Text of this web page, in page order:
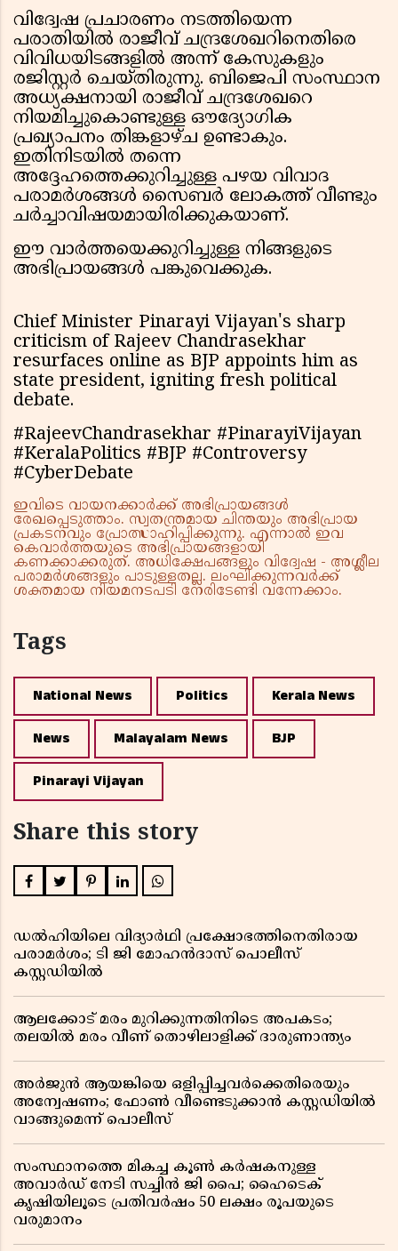
വിദ്വേഷ പ്രചാരണം നടത്തിയെന്ന
പരാതിയിൽ രാജീവ് ചന്ദ്രശേഖറിനെതിരെ
വിവിധയിടങ്ങളിൽ അന്ന് കേസുകളും
രജിസ്റ്റർ ചെയ്തിരുന്നു. ബിജെപി സംസ്ഥാന
അധ്യക്ഷനായി രാജീവ് ചന്ദ്രശേഖറെ
നിയമിച്ചുകൊണ്ടുള്ള ഔദ്യോഗിക
പ്രഖ്യാപനം തിങ്കളാഴ്ച ഉണ്ടാകും.
ഇതിനിടയിൽ തന്നെ
അദ്ദേഹത്തെക്കുറിച്ചുള്ള പഴയ വിവാദ
പരാമർശങ്ങൾ സൈബർ ലോകത്ത് വീണ്ടും
ചർച്ചാവിഷയമായിരിക്കുകയാണ്.
ഈ വാർത്തയെക്കുറിച്ചുള്ള നിങ്ങളുടെ
അഭിപ്രായങ്ങൾ പങ്കുവെക്കുക.
Chief Minister Pinarayi Vijayan's sharp
criticism of Rajeev Chandrasekhar
resurfaces online as BJP appoints him as
state president, igniting fresh political
debate.
#RajeevChandrasekhar #PinarayiVijayan
#KeralaPolitics #BJP #Controversy
#CyberDebate
ഇവിടെ വായനക്കാർക്ക് അഭിപ്രായങ്ങൾ
രേഖപ്പെടുത്താം. സ്വതന്ത്രമായ ചിന്തയും അഭിപ്രായ
പ്രകടനവും പ്രോത്സാഹിപ്പിക്കുന്നു. എന്നാൽ ഇവ
കെവാർത്തയുടെ അഭിപ്രായങ്ങളായി
കണക്കാക്കരുത്. അധിക്ഷേപങ്ങളും വിദ്വേഷ - അശ്ലീല
പരാമർശങ്ങളും പാടുള്ളതല്ല. ലംഘിക്കുന്നവർക്ക്
ശക്തമായ നിയമനടപടി നേരിടേണ്ടി വന്നേക്കാം.
Tags
National News Politics Kerala News
News Malayalam News BJP
Pinarayi Vijayan
Share this story
ഡൽഹിയിലെ വിദ്യാർഥി പ്രക്ഷോഭത്തിനെതിരായ
പരാമർശം; ടി ജി മോഹൻദാസ് പൊലീസ്
കസ്റ്റഡിയിൽ
ആലക്കോട് മരം മുറിക്കുന്നതിനിടെ അപകടം;
തലയിൽ മരം വീണ് തൊഴിലാളിക്ക് ദാരുണാന്ത്യം
അർജുൻ ആയങ്കിയെ ഒളിപ്പിച്ചവർക്കെതിരെയും
അന്വേഷണം; ഫോൺ വീണ്ടെടുക്കാൻ കസ്റ്റഡിയിൽ
വാങ്ങുമെന്ന് പൊലീസ്
സംസ്ഥാനത്തെ മികച്ച കൂൺ കർഷകനുള്ള
അവാർഡ് നേടി സച്ചിൻ ജി പൈ; ഹൈടെക്
കൃഷിയിലൂടെ പ്രതിവർഷം 50 ലക്ഷം രൂപയുടെ
വരുമാനം